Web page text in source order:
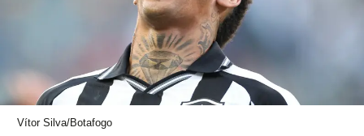
Vítor Silva/Botafogo